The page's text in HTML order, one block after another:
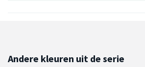
Andere kleuren uit de serie